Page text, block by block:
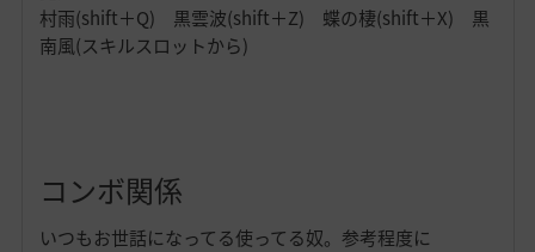
村雨(shift＋Q) 黒雲波(shift＋Z) 蝶の棲(shift＋X) 黒
南風(スキルスロットから)
コンボ関係
いつもお世話になってる使ってる奴。参考程度に